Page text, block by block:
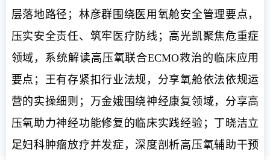
层落地路径；林彦群围绕医用氧舱安全管理要点，
压实安全责任、筑牢医疗防线；高光凯聚焦危重症
领域，系统解读高压氧联合ECMO救治的临床应用
要点；王有存紧扣行业法规，分享氧舱依法依规运
营的实操细则；万金娥围绕神经康复领域，分享高
压氧助力神经功能修复的临床实践经验；丁晓洁立
足妇科肿瘤放疗并发症，深度剖析高压氧辅助干预